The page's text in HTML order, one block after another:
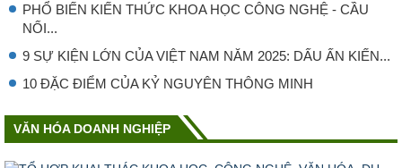
PHỔ BIẾN KIẾN THỨC KHOA HỌC CÔNG NGHỆ - CẦU
NỐI...
9 SỰ KIỆN LỚN CỦA VIỆT NAM NĂM 2025: DẤU ẤN KIẾN...
10 ĐẶC ĐIỂM CỦA KỶ NGUYÊN THÔNG MINH
VĂN HÓA DOANH NGHIỆP